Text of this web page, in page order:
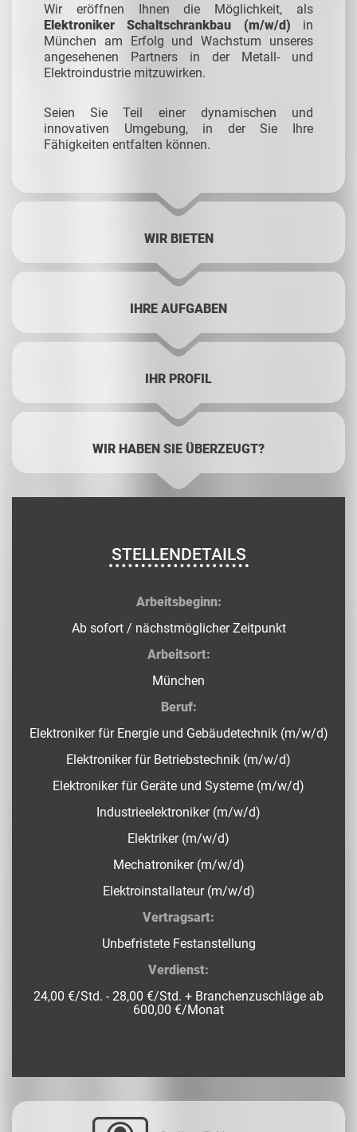
Wir eröffnen Ihnen die Möglichkeit, als
Elektroniker Schaltschrankbau (m/w/d) in
München am Erfolg und Wachstum unseres
angesehenen Partners in der Metall- und
Elektroindustrie mitzuwirken.
Seien Sie Teil einer dynamischen und
innovativen Umgebung, in der Sie Ihre
Fähigkeiten entfalten können.
WIR BIETEN
IHRE AUFGABEN
IHR PROFIL
WIR HABEN SIE ÜBERZEUGT?
STELLENDETAILS
Arbeitsbeginn:
Ab sofort / nächstmöglicher Zeitpunkt
Arbeitsort:
München
Beruf:
Elektroniker für Energie und Gebäudetechnik (m/w/d)
Elektroniker für Betriebstechnik (m/w/d)
Elektroniker für Geräte und Systeme (m/w/d)
Industrieelektroniker (m/w/d)
Elektriker (m/w/d)
Mechatroniker (m/w/d)
Elektroinstallateur (m/w/d)
Vertragsart:
Unbefristete Festanstellung
Verdienst:
24,00 €/Std. - 28,00 €/Std. + Branchenzuschläge ab
600,00 €/Monat